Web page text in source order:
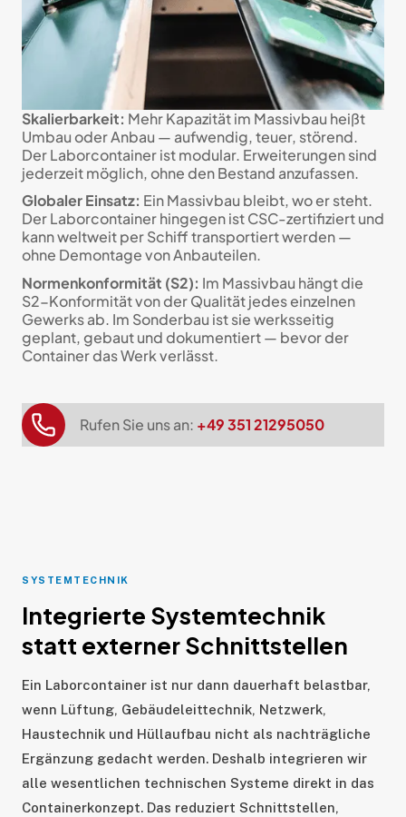
Skalierbarkeit: Mehr Kapazität im Massivbau heißt
Umbau oder Anbau — aufwendig, teuer, störend.
Der Laborcontainer ist modular. Erweiterungen sind
jederzeit möglich, ohne den Bestand anzufassen.
Globaler Einsatz: Ein Massivbau bleibt, wo er steht.
Der Laborcontainer hingegen ist CSC-zertifiziert und
kann weltweit per Schiff transportiert werden —
ohne Demontage von Anbauteilen.
Normenkonformität (S2): Im Massivbau hängt die
S2-Konformität von der Qualität jedes einzelnen
Gewerks ab. Im Sonderbau ist sie werksseitig
geplant, gebaut und dokumentiert — bevor der
Container das Werk verlässt.
Rufen Sie uns an: +49 351 21295050
SYSTEMTECHNIK
Integrierte Systemtechnik
statt externer Schnittstellen
Ein Laborcontainer ist nur dann dauerhaft belastbar,
wenn Lüftung, Gebäudeleittechnik, Netzwerk,
Haustechnik und Hüllaufbau nicht als nachträgliche
Ergänzung gedacht werden. Deshalb integrieren wir
alle wesentlichen technischen Systeme direkt in das
Containerkonzept. Das reduziert Schnittstellen,